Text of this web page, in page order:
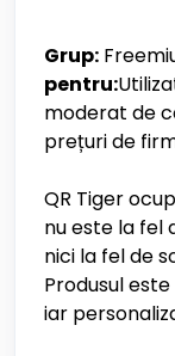
Grup:
pentru:
moderat de
prețuri de
QR Tiger
nu este la fel
nici la fel de
Produsul
iar